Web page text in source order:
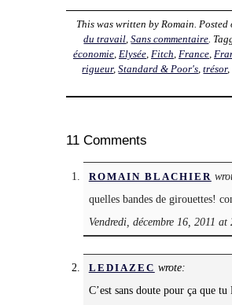
This was written by Romain . Posted
du travail ,Sans commentaire .
économie, Elysée, Fitch France,
rigueur,Standard & Poor's ,trésor,
11 Comments
ROMAIN BLACHIER
quelles bandes de girouettes!
Vendredi, décembre 16, 2011 at
LEDIAZEC wrote:
C’est sans doute pour ça que